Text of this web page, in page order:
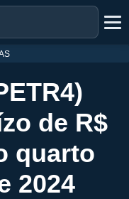
de R$
quarto
2024